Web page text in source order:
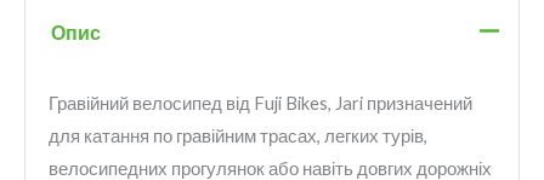
Опис
Гравійний велосипед від Fuji Bikes, Jari призначений
для катання по гравійним трасах, легких турів,
велосипедних прогулянок або навіть довгих дорожніх